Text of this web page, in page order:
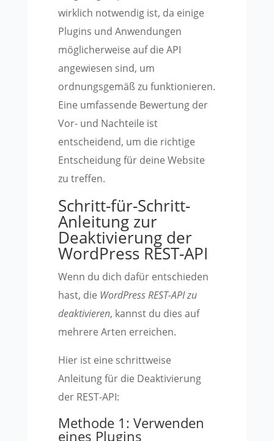
wirklich notwendig ist, da einige
Plugins und Anwendungen
möglicherweise auf die API
angewiesen sind, um
ordnungsgemäß zu funktionieren.
Eine umfassende Bewertung der
Vor- und Nachteile ist
entscheidend, um die richtige
Entscheidung für deine Website
zu treffen.
Schritt-für-Schritt-
Anleitung zur
Deaktivierung der
WordPress REST-API
Wenn du dich dafür entschieden
hast, die WordPress REST-API zu
deaktivieren, kannst du dies auf
mehrere Arten erreichen.
Hier ist eine schrittweise
Anleitung für die Deaktivierung
der REST-API:
Methode 1: Verwenden
eines Plugins